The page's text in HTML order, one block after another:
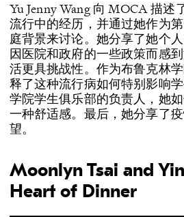
Yu Jenny Wang 向 MOCA 描述
流行中的经历，并通过她作为
庭背景来讨论。她分享了她个
因医院和政府的一些政策而感
活更具挑战性。作为布鲁克林
释了这种流行病如何特别影响
学院学生俱乐部的负责人，她
一种舒适感。最后，她分享了
望。
Moonlyn Tsai and
Heart of Dinner